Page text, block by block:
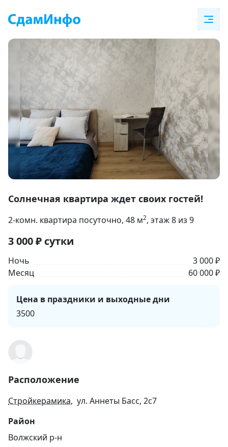
1
14
Солнечная квартира ждет своих гостей!
2-комн. квартира посуточно, 48 м2, этаж 8 из 9
3 000₽ сутки
Ночь
3 000 ₽
Месяц
60 000 ₽
Цена в праздники и выходные дни
3500
Расположение
Стройкерамика, ул. Аннеты Басс, 2с7
Район
Волжский р-н